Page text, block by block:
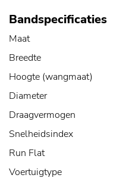
Bandspecificaties
Maat
Breedte
Hoogte (wangmaat)
Diameter
Draagvermogen
Snelheidsindex
Run Flat
Voertuigtype